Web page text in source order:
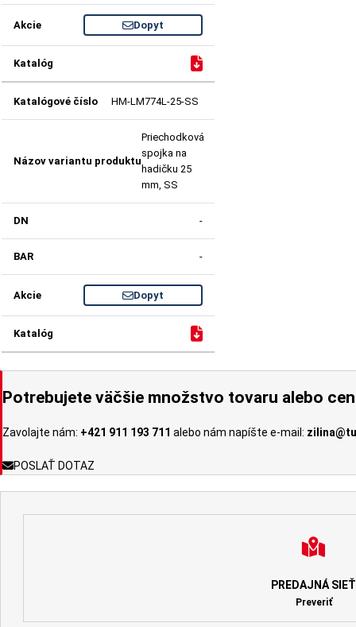
Dopyt
HM-LM774L-25-SS
Priechodková
spojka na
hadičku 25
mm, SS
-
-
Dopyt
Potrebujete väčšie množstvo tovaru alebo
Zavolajte nám: +421 911 193 711 alebo nám napíšte e-mail:
POSLAŤ DOTAZ
PREDAJNÁ SIEŤ
Preveriť